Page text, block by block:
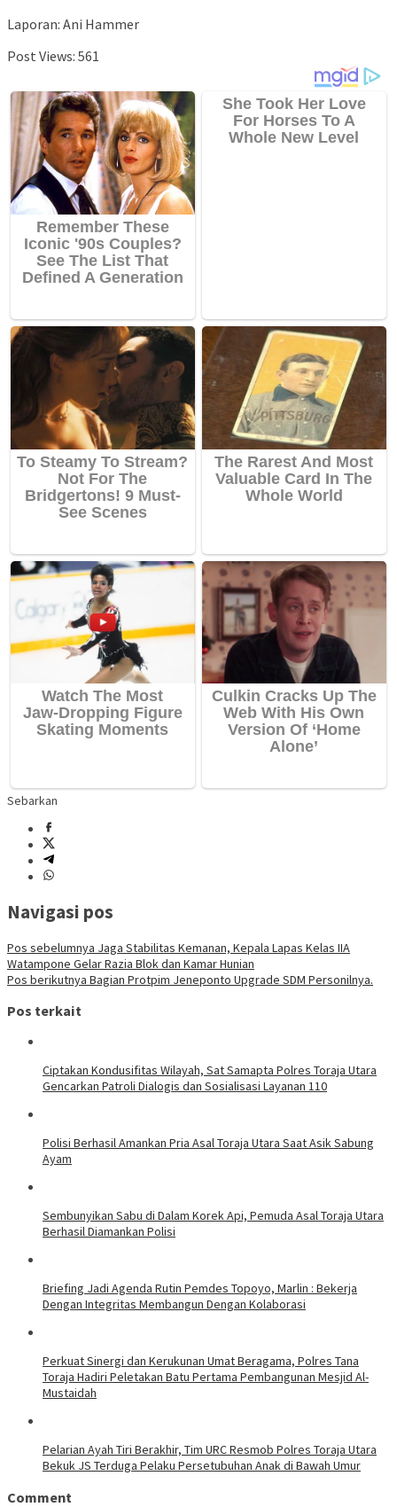
Laporan: Ani Hammer
Post Views: 561
Sebarkan
Navigasi pos
Pos sebelumnya Jaga Stabilitas Kemanan, Kepala Lapas Kelas IIA
Watampone Gelar Razia Blok dan Kamar Hunian
Pos berikutnya Bagian Protpim Jeneponto Upgrade SDM Personilnya.
Pos terkait
Ciptakan Kondusifitas Wilayah, Sat Samapta Polres Toraja Utara
Gencarkan Patroli Dialogis dan Sosialisasi Layanan 110
Polisi Berhasil Amankan Pria Asal Toraja Utara Saat Asik Sabung
Ayam
Sembunyikan Sabu di Dalam Korek Api, Pemuda Asal Toraja Utara
Berhasil Diamankan Polisi
Briefing Jadi Agenda Rutin Pemdes Topoyo, Marlin : Bekerja
Dengan Integritas Membangun Dengan Kolaborasi
Perkuat Sinergi dan Kerukunan Umat Beragama, Polres Tana
Toraja Hadiri Peletakan Batu Pertama Pembangunan Mesjid Al-
Mustaidah
Pelarian Ayah Tiri Berakhir, Tim URC Resmob Polres Toraja Utara
Bekuk JS Terduga Pelaku Persetubuhan Anak di Bawah Umur
Comment